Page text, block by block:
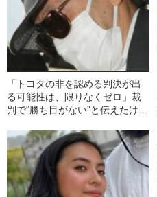
「トヨタの非を認める判決が出
る可能性は、限りなくゼロ」裁
判で“勝ち目がない”と伝えたけれ
幸三を説得できなかった「長男
の葛藤」